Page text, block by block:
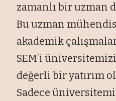
zamanlı bir uzman
Bu uzman
akademik
SEM’i
değerli bir yatırım
Sadece